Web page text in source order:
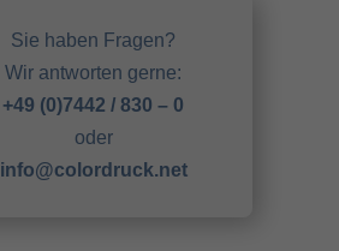
Sie haben Fragen?
Wir antworten gerne:
+49 (0)7442 / 830 – 0
oder
info@colordruck.net